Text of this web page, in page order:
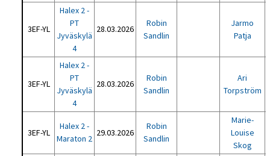
3EF-YL
Halex 2 -
PT
Jyväskylä
4
28.03.2026
Robin
Sandlin
Jarmo
Patja
3EF-YL
Halex 2 -
PT
Jyväskylä
4
28.03.2026
Robin
Sandlin
Ari
Torpström
3EF-YL
Halex 2 -
Maraton 2
29.03.2026
Robin
Sandlin
Marie-
Louise
Skog